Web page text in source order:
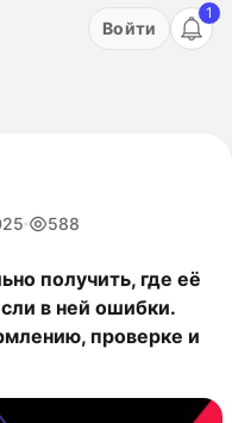
на 3 дня!
Войти
1
588
получить, где её
в ней ошибки.
проверке и